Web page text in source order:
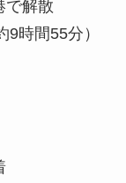
で解散
時間55分）